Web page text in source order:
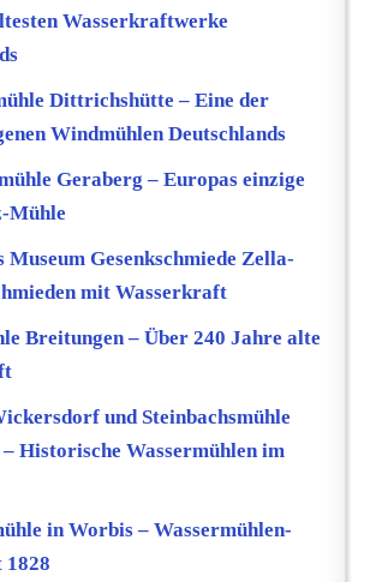
Wasserkraftwerke
Dittrichshütte – Eine der
Windmühlen Deutschlands
Geraberg – Europas einzige
Mühle
Museum Gesenkschmiede Zella-
mit Wasserkraft
Breitungen – Über 240 Jahre alte
und Steinbachsmühle
Historische Wassermühlen im
in Worbis – Wassermühlen-